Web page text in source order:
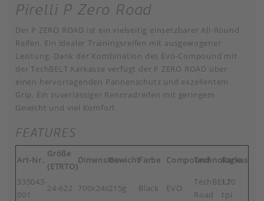
Pirelli P Zero Road
Der P ZERO ROAD ist ein vielseitig einsetzbarer All-Round
Reifen. Ein idealer Trainingsreifen mit ausgewogener
Leistung. Dank der Kombination des Evo-Compound mit
der TechBELT Karkasse verfügt der P ZERO ROAD über
einen hervorragenden Pannenschutz und exzellentem
Grip. Ein zuverlässiger Rennradreifen mit geringem
Gewicht und viel Komfort.
FEATURES
Art-Nr.
Größe
(ETRTO)
DimensionGewichtFarbe CompoundTechnologie
Karkasse
335043-
001
24-622 700x24c215g Black EVO
TechBELT
Road
120
tpi